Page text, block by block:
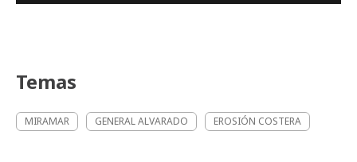
Temas
MIRAMAR GENERAL ALVARADO EROSIÓN COSTERA